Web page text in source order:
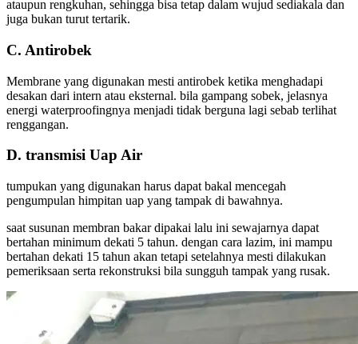
ataupun rengkuhan, sehingga bisa tetap dalam wujud sediakala dan
juga bukan turut tertarik.
C. Antirobek
Membrane yang digunakan mesti antirobek ketika menghadapi
desakan dari intern atau eksternal. bila gampang sobek, jelasnya
energi waterproofingnya menjadi tidak berguna lagi sebab terlihat
renggangan.
D. transmisi Uap Air
tumpukan yang digunakan harus dapat bakal mencegah
pengumpulan himpitan uap yang tampak di bawahnya.
saat susunan membran bakar dipakai lalu ini sewajarnya dapat
bertahan minimum dekati 5 tahun. dengan cara lazim, ini mampu
bertahan dekati 15 tahun akan tetapi setelahnya mesti dilakukan
pemeriksaan serta rekonstruksi bila sungguh tampak yang rusak.